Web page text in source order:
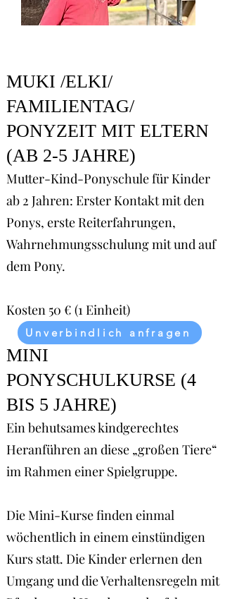
MUKI /ELKI/
FAMILIENTAG/
PONYZEIT MIT ELTERN
(AB 2-5 JAHRE)
Mutter-Kind-Ponyschule für Kinder
ab 2 Jahren: Erster Kontakt mit den
Ponys, erste Reiterfahrungen,
Wahrnehmungsschulung mit und auf
dem Pony.
Kosten 50 € (1 Einheit)
MINI
PONYSCHULKURSE (4
BIS 5 JAHRE)
Ein behutsames kindgerechtes
Heranführen an diese „großen Tiere“
im Rahmen einer Spielgruppe.
Die Mini-Kurse finden einmal
wöchentlich in einem einstündigen
Kurs statt. Die Kinder erlernen den
Umgang und die Verhaltensregeln mit
Unverbindlich anfragen